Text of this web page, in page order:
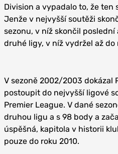
Division a vypadalo to, že ten
Jenže v nejvyšší soutěži
sezonu, v níž skončil
druhé ligy, v níž vydržel až do
V sezoně 2002/2003 dokázal
postoupit do nejvyšší ligové
Premier League. V dané
druhou ligu a s 98 body a
úspěšná, kapitola v historii
pouze do roku 2010.